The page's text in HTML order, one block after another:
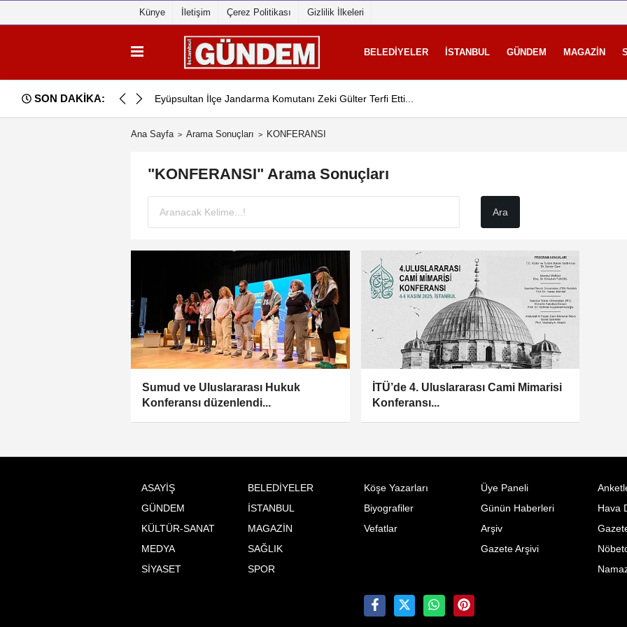
Künye İletişim Çerez Politikası Gizlilik İlkeleri
BELEDİYELER İSTANBUL GÜNDEM MAGAZİN
SON DAKİKA: Eyüpsultan İlçe Jandarma Komutanı Zeki Gülter Terfi Etti... AK Parti İstanbul İl
Ana Sayfa Arama Sonuçları KONFERANSI
"KONFERANSI" Arama Sonuçları
Sumud ve Uluslararası Hukuk
Konferansı düzenlendi...
İTÜ’de 4. Uluslararası Cami Mimarisi
Konferansı...
ASAYİŞ
BELEDİYELER
GÜNDEM
İSTANBUL
KÜLTÜR-SANAT
MAGAZİN
MEDYA
SAĞLIK
SİYASET
SPOR
Köşe Yazarları
Biyografiler
Vefatlar
Üye Paneli
Günün Haberleri
Arşiv
Gazete Arşivi
Hava